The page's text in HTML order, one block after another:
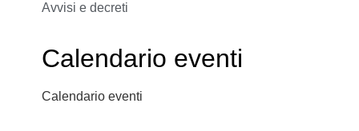
Avvisi e decreti
Calendario eventi
Calendario eventi